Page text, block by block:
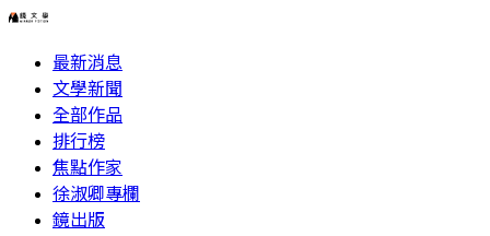
最新消息
文學新聞
全部作品
排行榜
焦點作家
徐淑卿專欄
鏡出版